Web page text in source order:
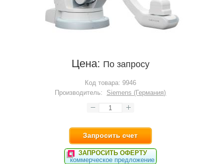
Цена: По запросу
Код товара: 9946
Производитель:
Siemens (Германия)
Запросить счет
ЗАПРОСИТЬ ОФЕРТУ
коммерческое предложение